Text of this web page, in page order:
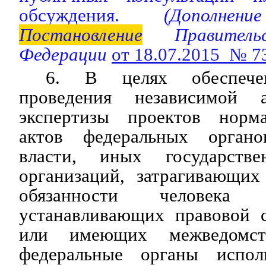
обсуждения.
Постановление
Федерации от 18.07.2015 №
6. В целях
проведения независимой
экспертизы проектов
актов федеральных
власти, иных
организаций,
обязанности
устанавливающих правовой
или имеющих
федеральные органы